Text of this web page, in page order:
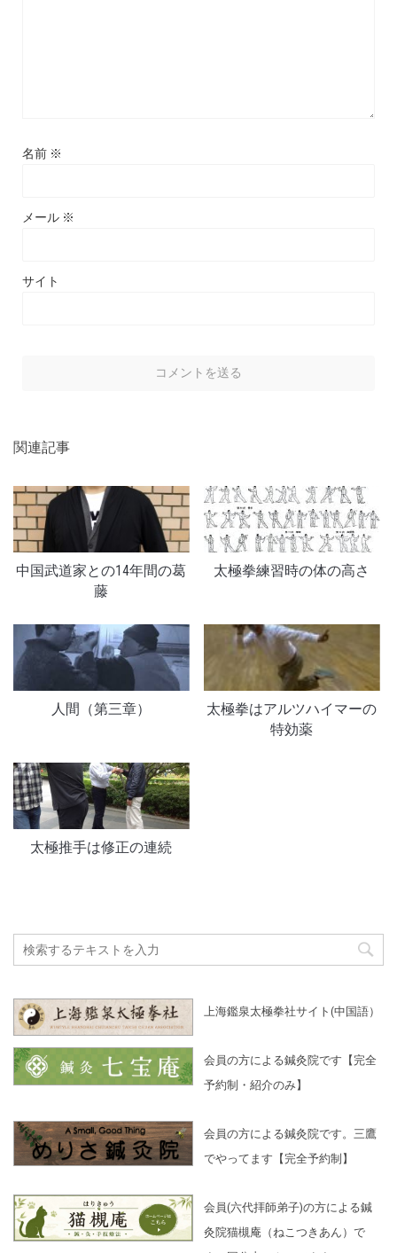
名前 ※
メール ※
サイト
関連記事
中国武道家との14年間の葛
藤
太極拳練習時の体の高さ
人間（第三章）
太極拳はアルツハイマーの
特効薬
太極推手は修正の連続
上海鑑泉太極拳社サイト(中国語）
会員の方による鍼灸院です【完全
予約制・紹介のみ】
会員の方による鍼灸院です。三鷹
でやってます【完全予約制】
会員(六代拝師弟子)の方による鍼
灸院猫槻庵（ねこつきあん）で